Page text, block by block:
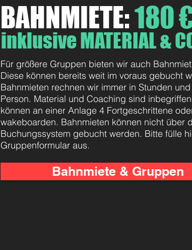
BAHNMIETE:180
inklusive MATERIAL &
Für größere Gruppen bieten wir auch
Diese können bereits weit im voraus gebucht
Bahnmieten rechnen wir immer in Stunden
Person. Material und Coaching sind
können an einer Anlage 4 Fortgeschrittene
wakeboarden. Bahnmieten können nicht über
Buchungssystem gebucht werden. Bitte fülle
Gruppenformular aus.
Bahnmiete & Gruppen